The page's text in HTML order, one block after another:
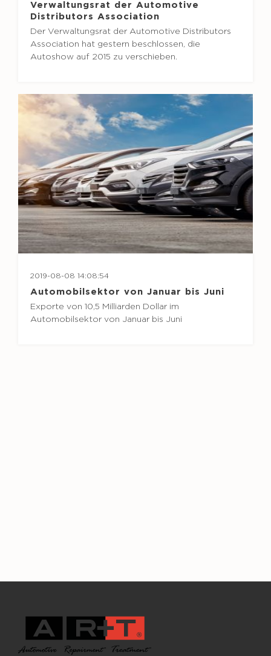
Verwaltungsrat der Automotive
Distributors Association
Der Verwaltungsrat der Automotive Distributors
Association hat gestern beschlossen, die
Autoshow auf 2015 zu verschieben.
2019-08-08 14:08:54
Automobilsektor von Januar bis Juni
Exporte von 10,5 Milliarden Dollar im
Automobilsektor von Januar bis Juni